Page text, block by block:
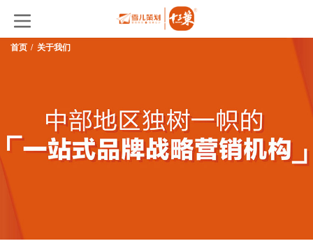
首页 关于我们